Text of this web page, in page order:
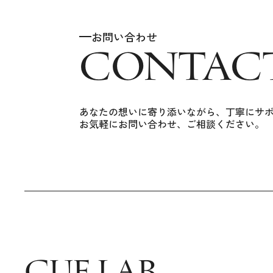
お問い合わせ
あなたの想いに寄り添いながら、丁寧にサ
お気軽にお問い合わせ、ご相談ください。